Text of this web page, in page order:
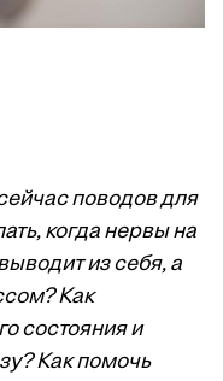
поводов для
когда нервы на
из себя, а
Как
состояния и
Как помочь